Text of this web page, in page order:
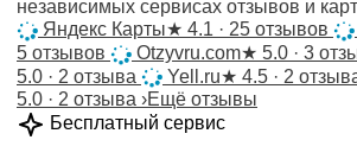
независимых сервисах отзывов и
Яндекс Карты★ 4.1 · 25 отзывов
5 отзывов
Otzyvru.com★ 5.0 · 3
5.0 · 2 отзыва
Yell.ru★ 4.5 · 2
5.0 · 2 отзыва ›Ещё отзывы
Бесплатный сервис